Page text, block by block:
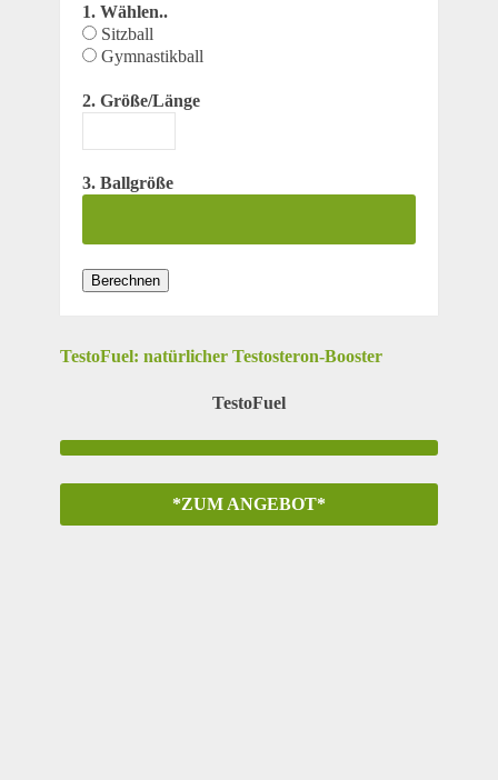
1. Wählen..
Sitzball
Gymnastikball
2. Größe/Länge
3. Ballgröße
Berechnen
TestoFuel: natürlicher Testosteron-Booster
TestoFuel
*ZUM ANGEBOT*